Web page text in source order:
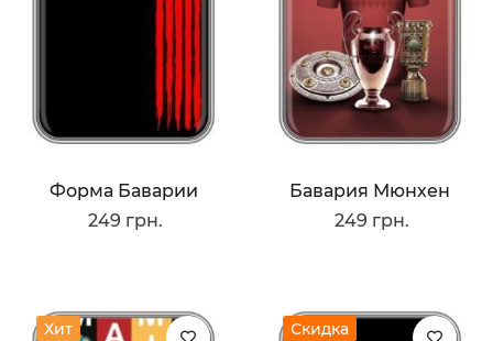
Форма Баварии
249 грн.
Бавария Мюнхен
249 грн.
Хит Скидка